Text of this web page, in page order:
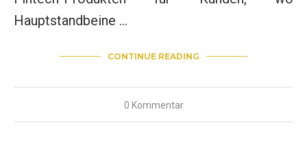
Hauptstandbeine …
CONTINUE READING
0 Kommentar